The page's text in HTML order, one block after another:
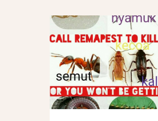
ENGLISH
CONTACTS